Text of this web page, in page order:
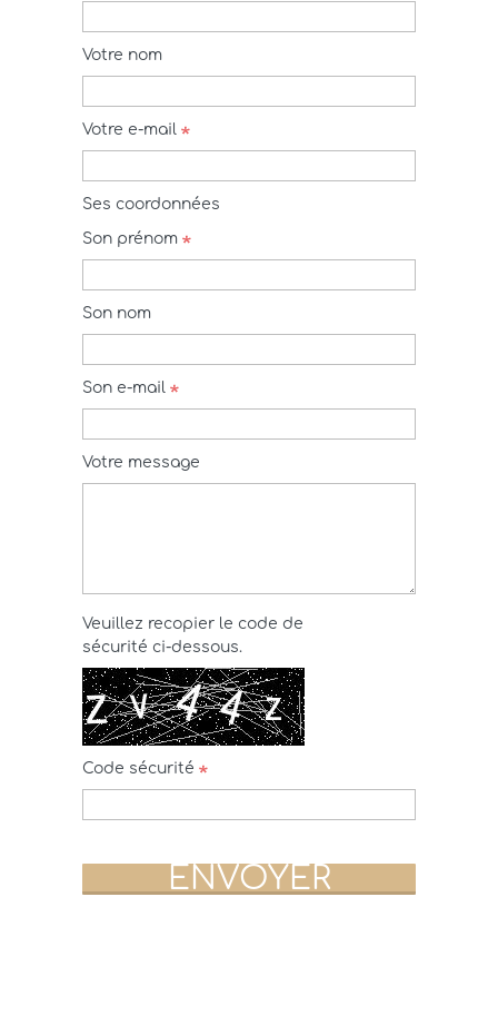
Votre nom
Votre e-mail
Ses coordonnées
Son prénom
Son nom
Son e-mail
Votre message
Veuillez recopier le code de
sécurité ci-dessous.
Code sécurité